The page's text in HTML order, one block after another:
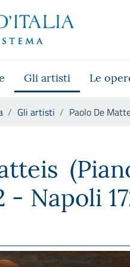
Gli artisti Le
Gli artisti Paolo De
- Napoli